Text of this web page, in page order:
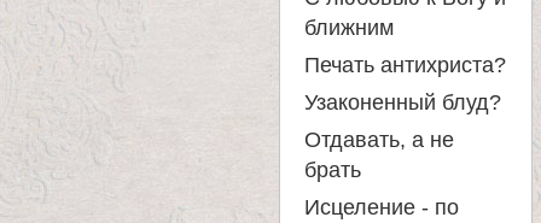
ближним
Печать антихриста?
Узаконенный блуд?
Отдавать, а не
брать
Исцеление - по